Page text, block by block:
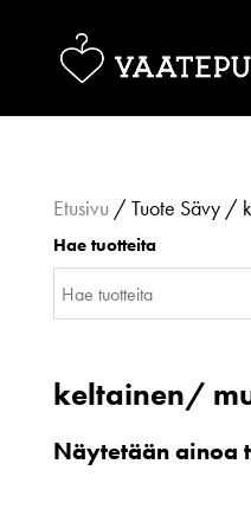
Etusivu / Tuote Sävy /
Hae tuotteita
keltainen/
Näytetään ainoa